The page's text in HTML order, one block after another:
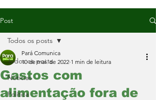
Post
Todos os posts
Notícias
Política
Todos os posts
Gastos com
alimentação fora de
Pará Comunica
10 de mai. de 2022 1 min de leitura